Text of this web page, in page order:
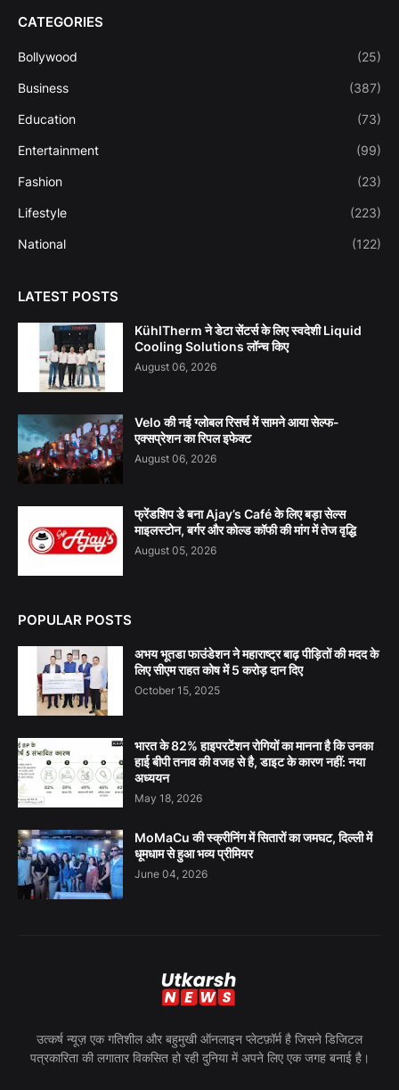
CATEGORIES
Bollywood (25)
Business (387)
Education (73)
Entertainment (99)
Fashion (23)
Lifestyle (223)
National (122)
LATEST POSTS
KühlTherm ने डेटा सेंटर्स के लिए स्वदेशी Liquid
Cooling Solutions लॉन्च किए
August 06, 2026
Velo की नई ग्लोबल रिसर्च में सामने आया सेल्फ-
एक्सप्रेशन का रिपल इफेक्ट
August 06, 2026
फ्रेंडशिप डे बना Ajay’s Café के लिए बड़ा सेल्स
माइलस्टोन, बर्गर और कोल्ड कॉफी की मांग में तेज वृद्धि
August 05, 2026
POPULAR POSTS
अभय भूतडा फाउंडेशन ने महाराष्ट्र बाढ़ पीड़ितों की मदद के
लिए सीएम राहत कोष में 5 करोड़ दान दिए
October 15, 2025
भारत के 82% हाइपरटेंशन रोगियों का मानना है कि उनका
हाई बीपी तनाव की वजह से है, डाइट के कारण नहीं: नया
अध्ययन
May 18, 2026
MoMaCu की स्क्रीनिंग में सितारों का जमघट, दिल्ली में
धूमधाम से हुआ भव्य प्रीमियर
June 04, 2026
उत्कर्ष न्यूज़ एक गतिशील और बहुमुखी ऑनलाइन प्लेटफ़ॉर्म है जिसने डिजिटल
पत्रकारिता की लगातार विकसित हो रही दुनिया में अपने लिए एक जगह बनाई है।